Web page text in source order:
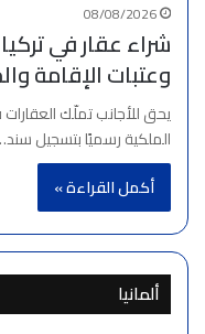
08/08/2026
وعتبات الإقامة
يحق للأجانب تملّك
الملكية رسميًا بتسجيل
أكمل القراءة »
ألمانيا